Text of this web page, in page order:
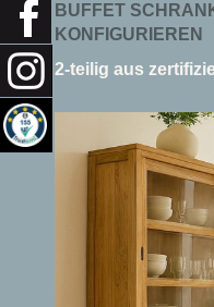
BUFFET
KONFIGURIEREN
2-teilig aus